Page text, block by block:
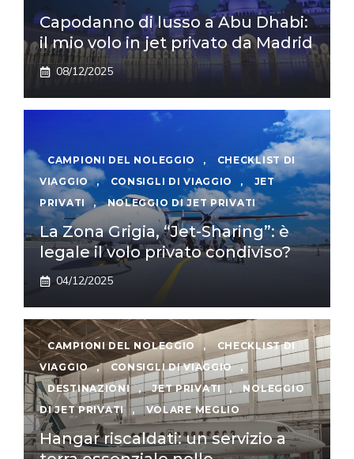
Capodanno di lusso a Abu Dhabi:
il mio volo in jet privato da Madrid
08/12/2025
CAMPIONI DEL NOLEGGIO ,
CHECKLIST DI
VIAGGIO
, CONSIGLI DI VIAGGIO ,
JET
PRIVATI
, NOLEGGIO DI JET PRIVATI
La Zona Grigia, “Jet-Sharing”: è
legale il volo privato condiviso?
04/12/2025
CAMPIONI DEL NOLEGGIO ,
CHECKLIST DI
VIAGGIO
, CONSIGLI DI VIAGGIO
,
DESTINAZIONI
, JET PRIVATI ,
NOLEGGIO
DI JET PRIVATI
, VOLARE MEGLIO
Hangar riscaldati: un servizio a